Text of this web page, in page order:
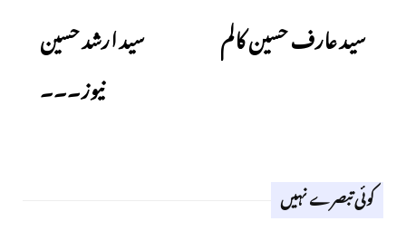
سید عارف حسین کالم
سید ارشد حسین
نیوز۔۔۔
کوئی تبصرے نہیں